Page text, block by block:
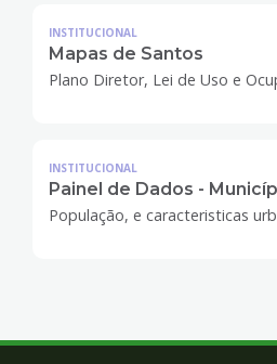
INSTITUCIONAL
Mapas de Santos
Plano Diretor, Lei de Uso e
INSTITUCIONAL
Painel de Dados -
População, e caracteristicas